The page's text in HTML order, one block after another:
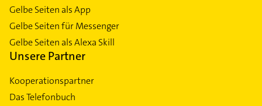
Gelbe Seiten als App
Gelbe Seiten für Messenger
Gelbe Seiten als Alexa Skill
Unsere Partner
Kooperationspartner
Das Telefonbuch